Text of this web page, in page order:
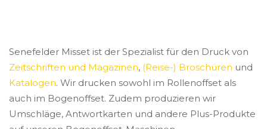
Senefelder Misset ist der Spezialist für den Druck von
Zeitschriften und Magazinen, (Reise-) Broschüren und
Katalogen. Wir drucken sowohl im Rollenoffset als
auch im Bogenoffset. Zudem produzieren wir
Umschläge, Antwortkarten und andere Plus-Produkte